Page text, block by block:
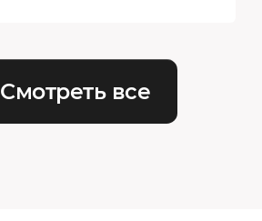
Смотреть все